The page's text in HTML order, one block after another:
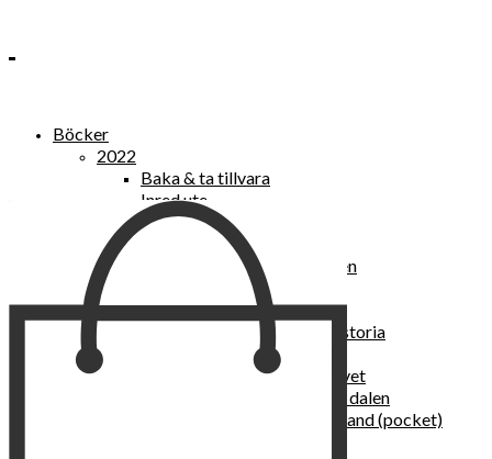
Böcker
2022
Baka & ta tillvara
Inred ute
Power Women
2021
Kvinnan som lekte med elden
“Vi vill nytt, vi begär plats”
Sånger vid avgrunden
Vattenvarelser : en kulturhistoria
Sannas fastebok
Happy skin : ung hud hela livet
Det lilla pensionatet i gröna dalen
I trygghetsnarkomanernas land (pocket)